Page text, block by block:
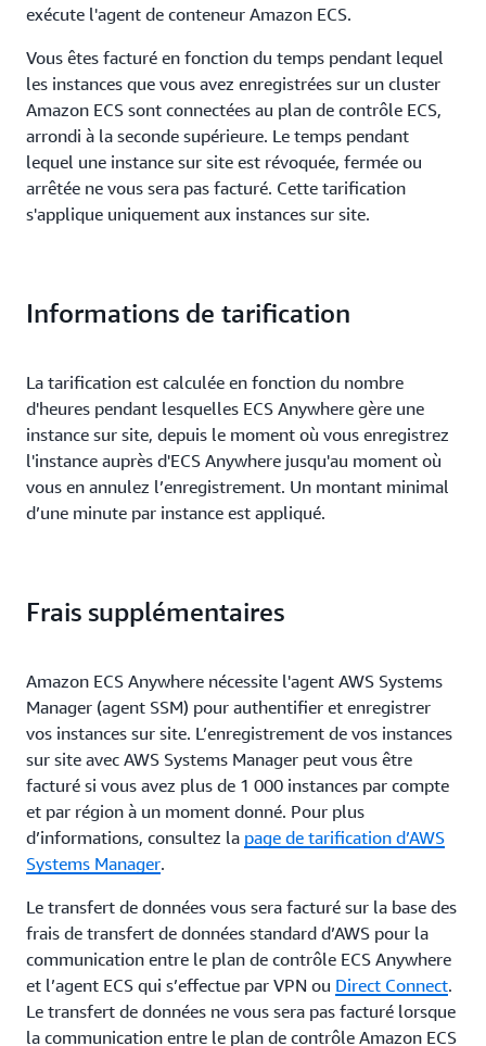
exécute l'agent de conteneur Amazon ECS.
Vous êtes facturé en fonction du temps pendant lequel
les instances que vous avez enregistrées sur un cluster
Amazon ECS sont connectées au plan de contrôle ECS,
arrondi à la seconde supérieure. Le temps pendant
lequel une instance sur site est révoquée, fermée ou
arrêtée ne vous sera pas facturé. Cette tarification
s'applique uniquement aux instances sur site.
Informations de tarification
La tarification est calculée en fonction du nombre
d'heures pendant lesquelles ECS Anywhere gère une
instance sur site, depuis le moment où vous enregistrez
l'instance auprès d'ECS Anywhere jusqu'au moment où
vous en annulez l’enregistrement. Un montant minimal
d’une minute par instance est appliqué.
Frais supplémentaires
Amazon ECS Anywhere nécessite l'agent AWS Systems
Manager (agent SSM) pour authentifier et enregistrer
vos instances sur site. L’enregistrement de vos instances
sur site avec AWS Systems Manager peut vous être
facturé si vous avez plus de 1 000 instances par compte
et par région à un moment donné. Pour plus
d’informations, consultez la page de tarification d’AWS
Systems Manager.
Le transfert de données vous sera facturé sur la base des
frais de transfert de données standard d’AWS pour la
communication entre le plan de contrôle ECS Anywhere
et l’agent ECS qui s’effectue par VPN ou Direct Connect.
Le transfert de données ne vous sera pas facturé lorsque
la communication entre le plan de contrôle Amazon ECS